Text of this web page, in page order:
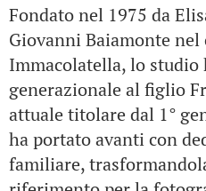
Fondato nel 1975 da
Giovanni Baiamonte
Immacolatella, lo studio
generazionale al figlio
attuale titolare dal 1°
ha portato avanti con
familiare,